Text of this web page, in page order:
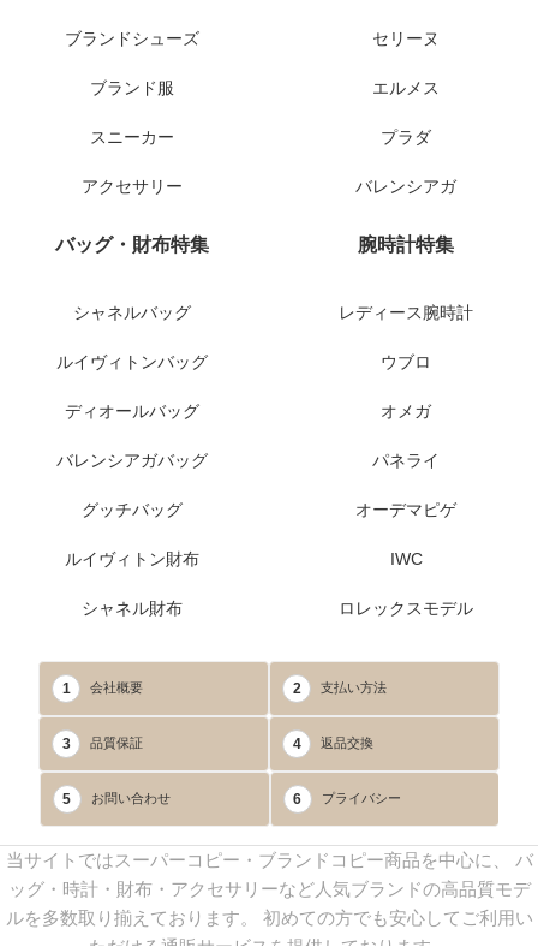
ブランドシューズ
ブランド服
スニーカー
アクセサリー
セリーヌ
エルメス
プラダ
バレンシアガ
バッグ・財布特集
シャネルバッグ
ルイヴィトンバッグ
ディオールバッグ
バレンシアガバッグ
グッチバッグ
ルイヴィトン財布
シャネル財布
腕時計特集
レディース腕時計
ウブロ
オメガ
パネライ
オーデマピゲ
IWC
ロレックスモデル
1 会社概要 2 支払い方法
3 品質保証 4 返品交換
5 お問い合わせ 6 プライバシー
当サイトではスーパーコピー・ブランドコピー商品を中心に、 バ
ッグ・時計・財布・アクセサリーなど人気ブランドの高品質モデ
ルを多数取り揃えております。 初めての方でも安心してご利用い